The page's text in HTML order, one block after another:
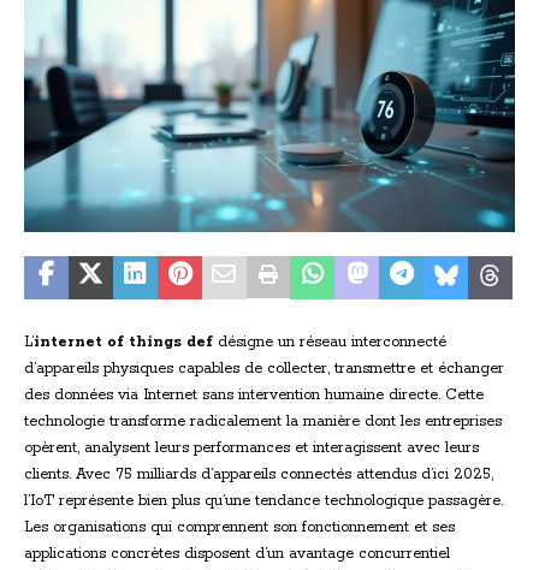
L’internet of things def désigne un réseau interconnecté
d’appareils physiques capables de collecter, transmettre et échanger
des données via Internet sans intervention humaine directe. Cette
technologie transforme radicalement la manière dont les entreprises
opèrent, analysent leurs performances et interagissent avec leurs
clients. Avec 75 milliards d’appareils connectés attendus d’ici 2025,
l’IoT représente bien plus qu’une tendance technologique passagère.
Les organisations qui comprennent son fonctionnement et ses
applications concrètes disposent d’un avantage concurrentiel